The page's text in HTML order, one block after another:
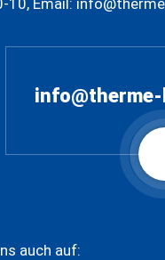
Email:
auch auf: